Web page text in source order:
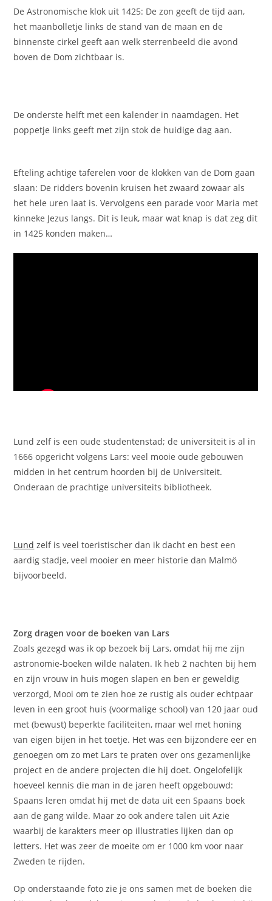
De Astronomische klok uit 1425: De zon geeft de tijd aan,
het maanbolletje links de stand van de maan en de
binnenste cirkel geeft aan welk sterrenbeeld die avond
boven de Dom zichtbaar is.
De onderste helft met een kalender in naamdagen. Het
poppetje links geeft met zijn stok de huidige dag aan.
Efteling achtige taferelen voor de klokken van de Dom gaan
slaan: De ridders bovenin kruisen het zwaard zowaar als
het hele uren laat is. Vervolgens een parade voor Maria met
kinneke Jezus langs. Dit is leuk, maar wat knap is dat zeg dit
in 1425 konden maken…
Lund zelf is een oude studentenstad; de universiteit is al in
1666 opgericht volgens Lars: veel mooie oude gebouwen
midden in het centrum hoorden bij de Universiteit.
Onderaan de prachtige universiteits bibliotheek.
Lund zelf is veel toeristischer dan ik dacht en best een
aardig stadje, veel mooier en meer historie dan Malmö
bijvoorbeeld.
Zorg dragen voor de boeken van Lars
Zoals gezegd was ik op bezoek bij Lars, omdat hij me zijn
astronomie-boeken wilde nalaten. Ik heb 2 nachten bij hem
en zijn vrouw in huis mogen slapen en ben er geweldig
verzorgd, Mooi om te zien hoe ze rustig als ouder echtpaar
leven in een groot huis (voormalige school) van 120 jaar oud
met (bewust) beperkte faciliteiten, maar wel met honing
van eigen bijen in het toetje. Het was een bijzondere eer en
genoegen om zo met Lars te praten over ons gezamenlijke
project en de andere projecten die hij doet. Ongelofelijk
hoeveel kennis die man in de jaren heeft opgebouwd:
Spaans leren omdat hij met de data uit een Spaans boek
aan de gang wilde. Maar zo ook andere talen uit Azië
waarbij de karakters meer op illustraties lijken dan op
letters. Het was zeer de moeite om er 1000 km voor naar
Zweden te rijden.
Op onderstaande foto zie je ons samen met de boeken die